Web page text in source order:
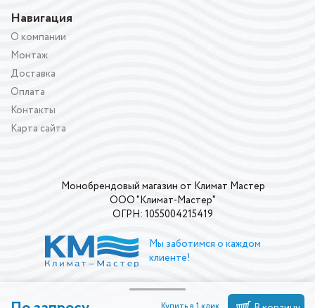
Навигация
О компании
Монтаж
Доставка
Оплата
Контакты
Карта сайта
Монобрендовый магазин от Климат Мастер
ООО "Климат-Мастер"
ОГРН: 1055004215419
Мы заботимся о каждом
клиенте!